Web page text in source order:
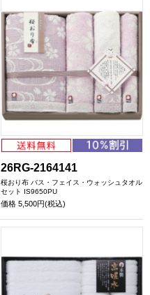
26RG-2164141
桜おり布 バス・フェイス・ウォッシュタオル
セット IS9650PU
価格 5,500円(税込)